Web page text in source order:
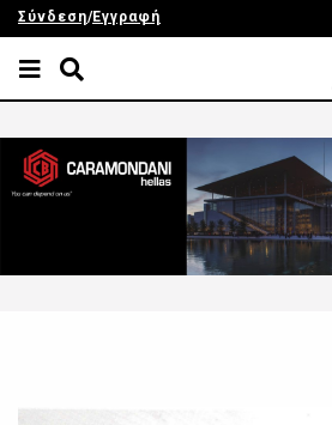
Σύνδεση/Εγγραφή